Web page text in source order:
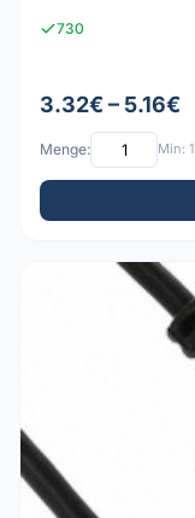
730
3.32€ – 5.16€
Menge: Min: 1